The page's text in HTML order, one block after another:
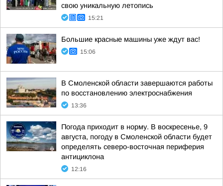
свою уникальную летопись
15:21
Большие красные машины уже ждут вас!
15:06
В Смоленской области завершаются работы
по восстановлению электроснабжения
13:36
Погода приходит в норму. В воскресенье, 9
августа, погоду в Смоленской области будет
определять северо-восточная периферия
антициклона
12:16